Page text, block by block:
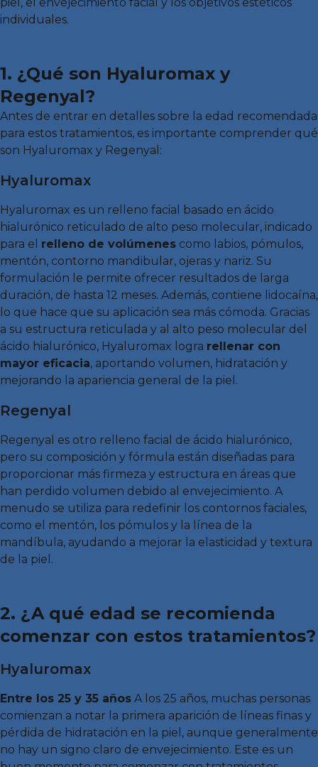
individuales.
1. ¿Qué son Hyaluromax y
Regenyal?
Antes de entrar en detalles sobre la edad recomendada
para estos tratamientos, es importante comprender qué
son Hyaluromax y Regenyal:
Hyaluromax
Hyaluromax es un relleno facial basado en ácido
hialurónico reticulado de alto peso molecular, indicado
para el relleno de volúmenes como labios, pómulos,
mentón, contorno mandibular, ojeras y nariz. Su
formulación le permite ofrecer resultados de larga
duración, de hasta 12 meses. Además, contiene lidocaína,
lo que hace que su aplicación sea más cómoda. Gracias
a su estructura reticulada y al alto peso molecular del
ácido hialurónico, Hyaluromax logra rellenar con
mayor eficacia, aportando volumen, hidratación y
mejorando la apariencia general de la piel.
Regenyal
Regenyal es otro relleno facial de ácido hialurónico,
pero su composición y fórmula están diseñadas para
proporcionar más firmeza y estructura en áreas que
han perdido volumen debido al envejecimiento. A
menudo se utiliza para redefinir los contornos faciales,
como el mentón, los pómulos y la línea de la
mandíbula, ayudando a mejorar la elasticidad y textura
de la piel.
2. ¿A qué edad se recomienda
comenzar con estos tratamientos?
Hyaluromax
Entre los 25 y 35 años A los 25 años, muchas personas
comienzan a notar la primera aparición de líneas finas y
pérdida de hidratación en la piel, aunque generalmente
no hay un signo claro de envejecimiento. Este es un